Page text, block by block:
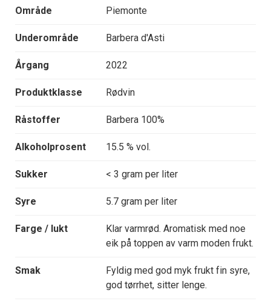
Område Piemonte
Underområde Barbera d'Asti
Årgang 2022
Produktklasse Rødvin
Råstoffer Barbera 100%
Alkoholprosent 15.5 % vol.
Sukker < 3 gram per liter
Syre 5.7 gram per liter
Farge / lukt
Klar varmrød. Aromatisk med noe
eik på toppen av varm moden frukt.
Smak
Fyldig med god myk frukt fin syre,
god tørrhet, sitter lenge.